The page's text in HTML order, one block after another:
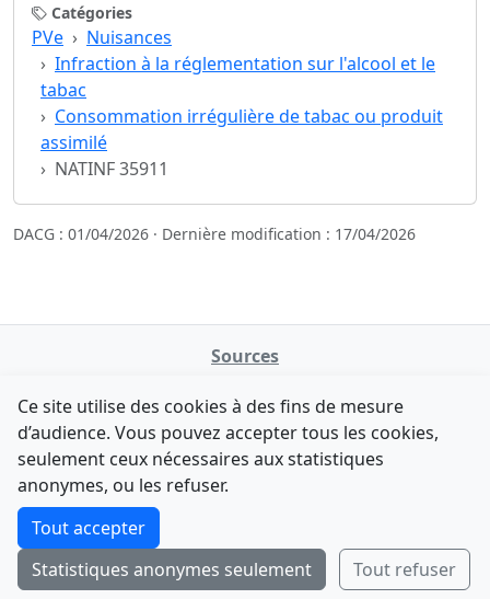
Catégories
PVe
Nuisances
Infraction à la réglementation sur l'alcool et le
tabac
Consommation irrégulière de tabac ou produit
assimilé
NATINF 35911
DACG : 01/04/2026 · Dernière modification : 17/04/2026
Sources
data.gouv.fr
Legifrance - API
Contact
F-Droid·App Store
Tchap
© 2026retiolus— NATINFo
Comment avez-vous découvert NATINFo ?
Une courte réponse suffit (500 caractères max).
Envoyer Ignorer
Ce site utilise des cookies à des fins de mesure
d’audience. Vous pouvez accepter tous les cookies,
seulement ceux nécessaires aux statistiques
anonymes, ou les refuser.
Tout accepter
Statistiques anonymes seulement
Tout refuser